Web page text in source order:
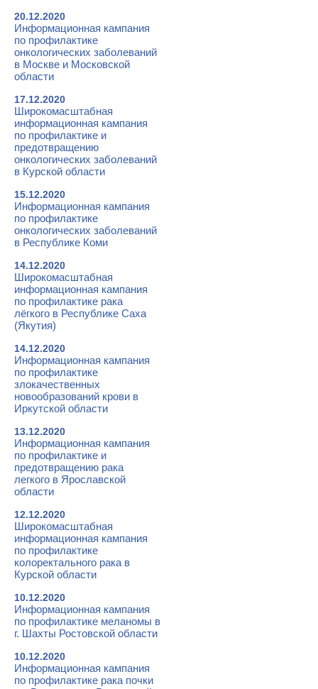
20.12.2020
Информационная кампания
по профилактике
онкологических заболеваний
в Москве и Московской
области
17.12.2020
Широкомасштабная
информационная кампания
по профилактике и
предотвращению
онкологических заболеваний
в Курской области
15.12.2020
Информационная кампания
по профилактике
онкологических заболеваний
в Республике Коми
14.12.2020
Широкомасштабная
информационная кампания
по профилактике рака
лёгкого в Республике Саха
(Якутия)
14.12.2020
Информационная кампания
по профилактике
злокачественных
новообразований крови в
Иркутской области
13.12.2020
Информационная кампания
по профилактике и
предотвращению рака
легкого в Ярославской
области
12.12.2020
Широкомасштабная
информационная кампания
по профилактике
колоректального рака в
Курской области
10.12.2020
Информационная кампания
по профилактике меланомы в
г. Шахты Ростовской области
10.12.2020
Информационная кампания
по профилактике рака почки